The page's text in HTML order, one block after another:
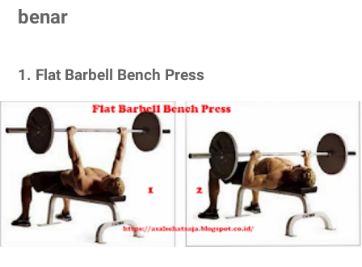
benar
1. Flat Barbell Bench Press